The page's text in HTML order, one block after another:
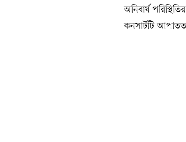
অনিবার্য
কনসার্টটি আপাতত